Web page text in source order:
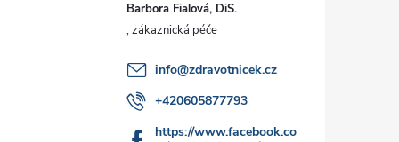
Barbora Fialová, DiS.
info@zdravotnicek.cz
+420605877793
https://www.facebook.co